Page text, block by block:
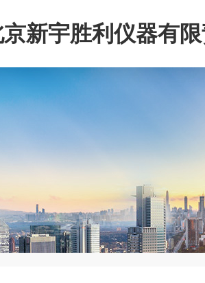
新宇胜利仪器有